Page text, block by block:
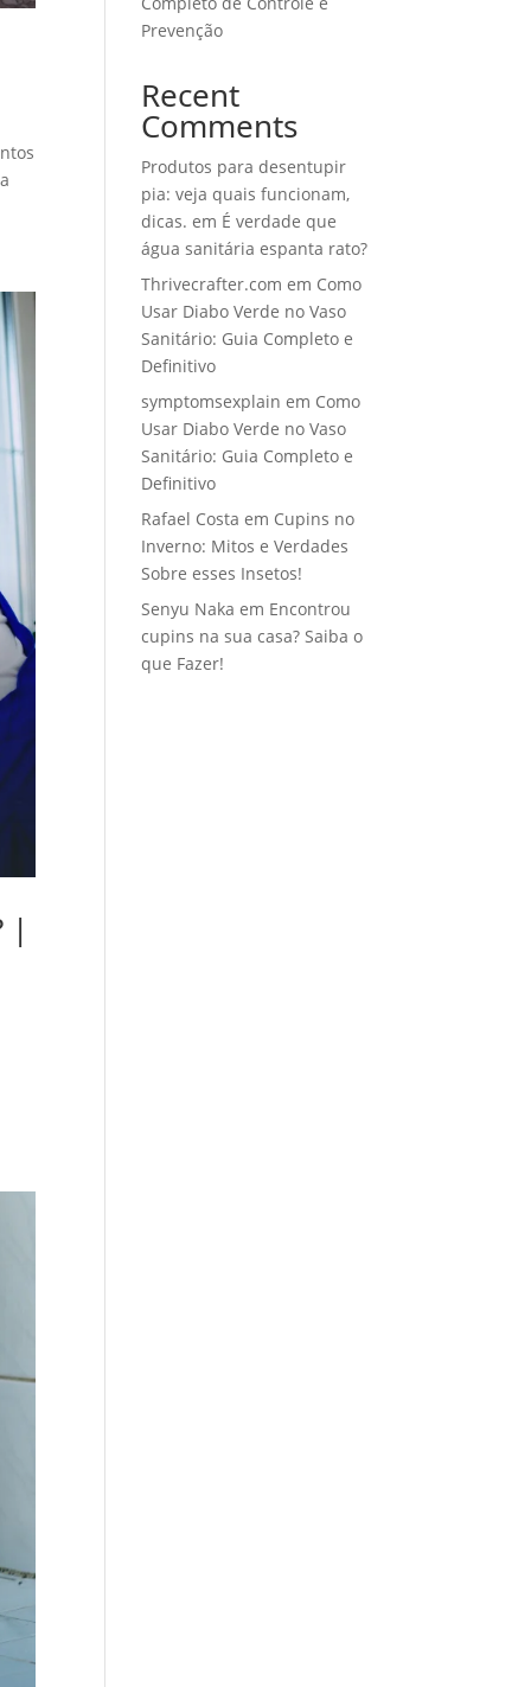
|
Prevenção
Recent
Comments
Produtos para desentupir
pia: veja quais funcionam,
dicas. em É verdade que
água sanitária espanta rato?
Thrivecrafter.com em Como
Usar Diabo Verde no Vaso
Sanitário: Guia Completo e
Definitivo
symptomsexplain em Como
Usar Diabo Verde no Vaso
Sanitário: Guia Completo e
Definitivo
Rafael Costa em Cupins no
Inverno: Mitos e Verdades
Sobre esses Insetos!
Senyu Naka em Encontrou
cupins na sua casa? Saiba o
que Fazer!